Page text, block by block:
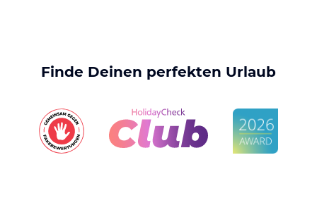
Finde Deinen perfekten Urlaub